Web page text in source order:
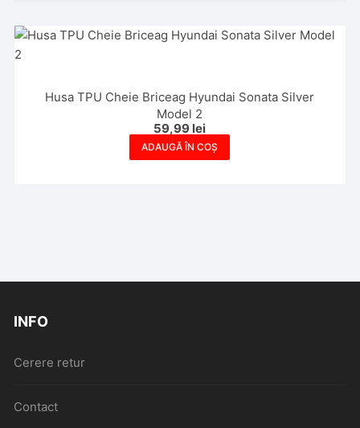
Husa TPU Cheie Briceag Hyundai Sonata Silver
Model 2
59,99 lei
ADAUGĂ ÎN COȘ
INFO
Cerere retur
Contact